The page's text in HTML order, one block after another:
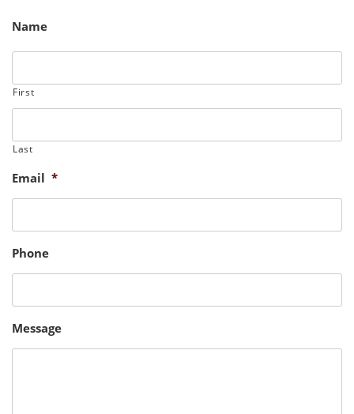
Name
First
Last
Email *
Phone
Message